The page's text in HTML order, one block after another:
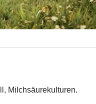
Milchsäurekulturen.